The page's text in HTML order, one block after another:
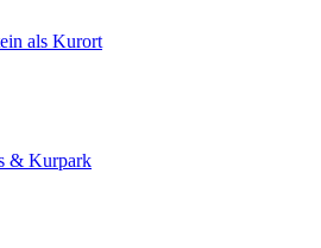
als Kurort
& Kurpark